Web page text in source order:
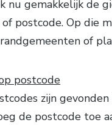
nu gemakkelijk de
postcode. Op die
of
postcode
zijn
de postcode toe